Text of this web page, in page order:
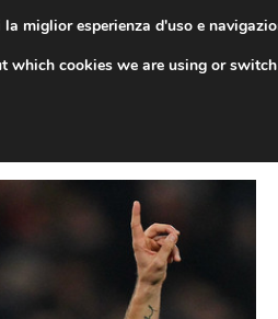
miglior esperienza d'uso e
which cookies we are using or